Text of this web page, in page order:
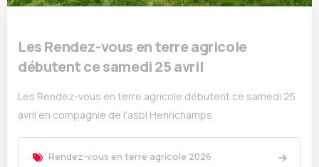
Les Rendez-vous en terre agricole
débutent ce samedi 25 avril
Les Rendez-vous en terre agricole débutent ce samedi 25
avril en compagnie de l’asbl Henrichamps
Rendez-vous en terre agricole 2026